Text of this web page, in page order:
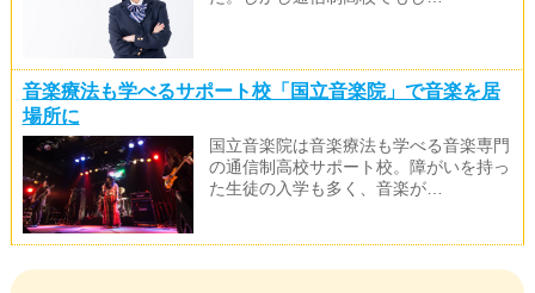
音楽療法も学べるサポート校「国立音楽院」で音楽を居
場所に
国立音楽院は音楽療法も学べる音楽専門
の通信制高校サポート校。障がいを持っ
た生徒の入学も多く、音楽が…